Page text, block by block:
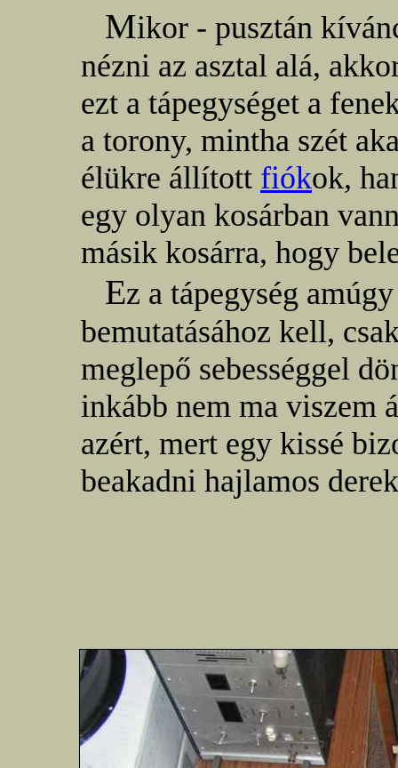
Mikor - pusztán
nézni az asztal alá,
ezt a tápegységet a
a torony, mintha szét
élükre állított fiókok,
egy olyan kosárban
másik kosárra, hogy
Ez a tápegység
bemutatásához kell,
meglepő sebességgel
inkább nem ma viszem
azért, mert egy kissé
beakadni hajlamos